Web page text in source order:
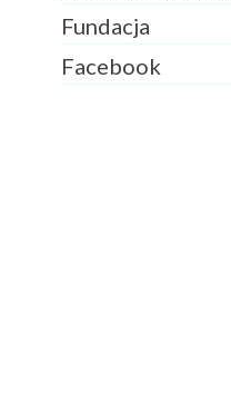
Fundacja
Facebook